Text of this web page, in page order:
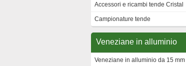
Accessori e ricambi tende Cristal
Campionature tende
Veneziane in alluminio
Veneziane in alluminio da 15 mm